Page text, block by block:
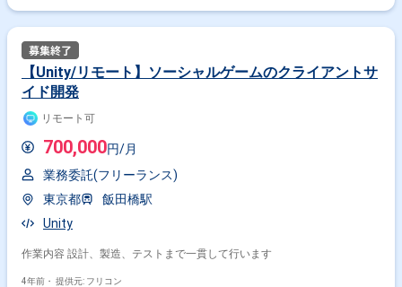
【Unity/リモート】ソーシャルゲームのクライアントサ
イド開発
リモート可
700,000円/月
業務委託(フリーランス)
東京都
飯田橋駅
Unity
作業内容 設計、製造、テストまで一貫して行います
4年前・ 提供元: フリコン